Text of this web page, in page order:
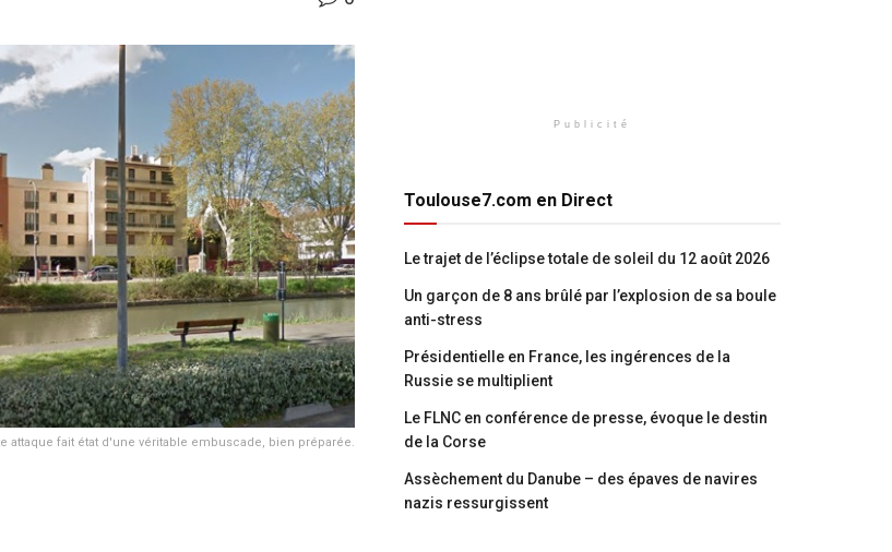
attaque fait état d'une véritable embuscade, bien préparée.
Publicité
Toulouse7.com en Direct
Le trajet de l’éclipse totale de soleil du 12 août 2026
Un garçon de 8 ans brûlé par l’explosion de sa boule
anti-stress
Présidentielle en France, les ingérences de la
Russie se multiplient
Le FLNC en conférence de presse, évoque le destin
de la Corse
Assèchement du Danube – des épaves de navires
nazis ressurgissent